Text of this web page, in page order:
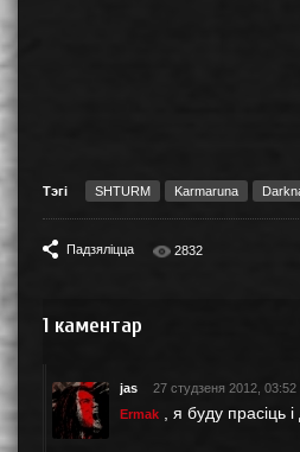
Тэгі SHTURM Karmaruna
Падзяліцца 2832
1 каментар
jas
27 студзеня 2012, 03:52
Ermak
, я буду прасіць